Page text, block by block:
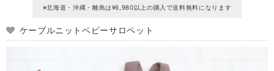
※北海道・沖縄・離島は¥6,980以上の購入で送料無料になります
ケーブルニットベビーサロペット